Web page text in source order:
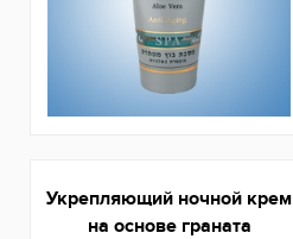
Укрепляющий ночной крем
на основе граната